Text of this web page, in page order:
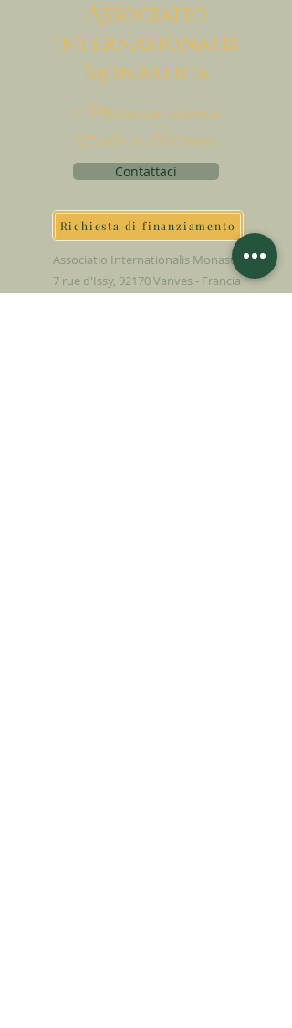
Associatio
Internationalis
MonAstica
Mettiamo insieme
Cielo sulla terra
Contattaci
Richiesta di finanziamento
Associatio Internationalis Monastica
7 rue d'Issy, 92170 Vanves - Francia